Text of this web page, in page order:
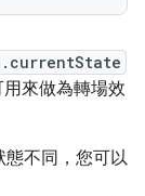
來做為轉場效
態不同，您可以